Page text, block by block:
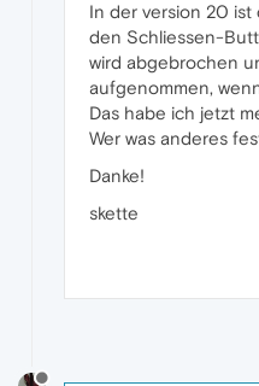
In der version 20 ist
den Schliessen-
wird abgebrochen
aufgenommen,
Das habe ich jetzt
Wer was anderes
Danke!
skette